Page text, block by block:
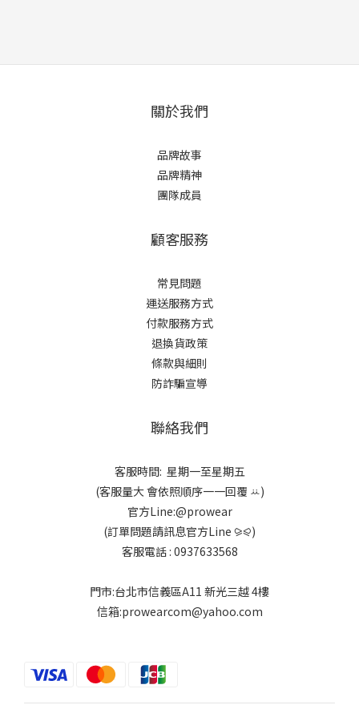
關於我們
品牌故事
品牌精神
團隊成員
顧客服務
常見問題
運送服務方式
付款服務方式
退換貨政策
條款與細則
防詐騙宣導
聯絡我們
客服時間: 星期一至星期五
(客服量大 會依照順序一一回覆 ꕁ)
官方Line:@prowear
(訂單問題請訊息官方Line ⪩⪨)
客服電話 : 0937633568
門市:台北市信義區A11 新光三越 4樓
信箱:prowearcom@yahoo.com